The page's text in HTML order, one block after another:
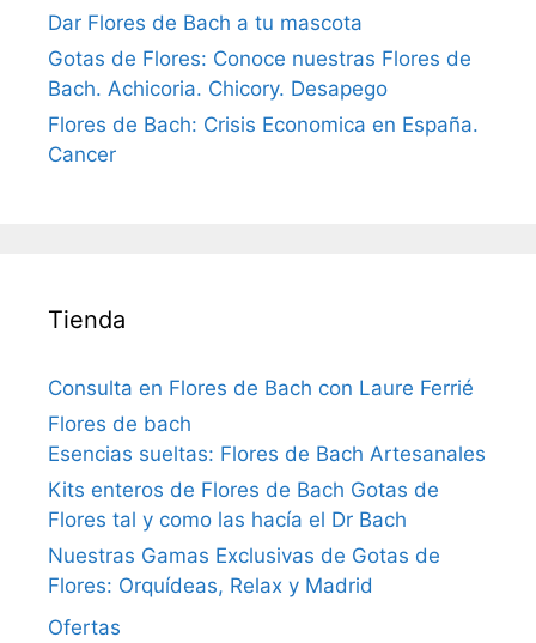
Dar Flores de Bach a tu mascota
Gotas de Flores: Conoce nuestras Flores de
Bach. Achicoria. Chicory. Desapego
Flores de Bach: Crisis Economica en España.
Cancer
Tienda
Consulta en Flores de Bach con Laure Ferrié
Flores de bach
Esencias sueltas: Flores de Bach Artesanales
Kits enteros de Flores de Bach Gotas de
Flores tal y como las hacía el Dr Bach
Nuestras Gamas Exclusivas de Gotas de
Flores: Orquídeas, Relax y Madrid
Ofertas